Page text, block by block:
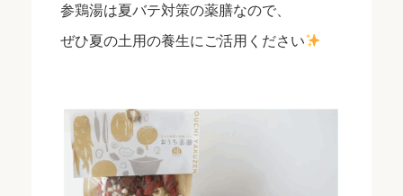
参鶏湯は夏バテ対策の薬膳なので、
ぜひ夏の土用の養生にご活用ください